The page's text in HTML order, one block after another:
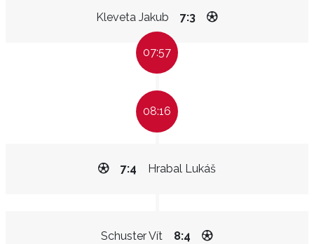
Kleveta Jakub 7:3
07:57
08:16
Hrabal Lukáš
7:4
Schuster Vít 8:4